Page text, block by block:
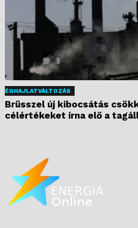
ÉGHAJLATVÁLTOZÁS
Brüsszel új kibocsátás
célértékeket írna elő a